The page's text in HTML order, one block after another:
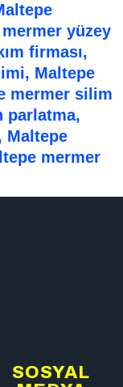
yüzey
firması,
Maltepe
mermer silim
parlatma,
Maltepe
mermer
SOSYAL